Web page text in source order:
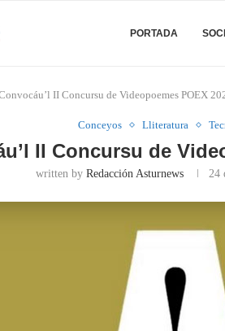
PORTADA
II Concursu de Videopoemes POEX
Conceyos Lliteratura
II Concursu de
written byRedacción Asturnews 24